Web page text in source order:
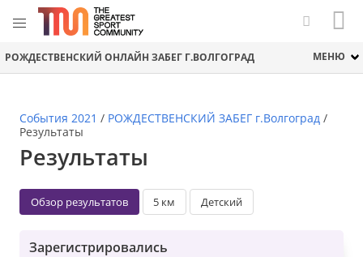
РОЖДЕСТВЕНСКИЙ ОНЛАЙН ЗАБЕГ Г.ВОЛГОГРАД МЕНЮ
События 2021 / РОЖДЕСТВЕНСКИЙ ЗАБЕГ г.Волгоград /
Результаты
Результаты
Обзор результатов 5 км Детский
Зарегистрировались